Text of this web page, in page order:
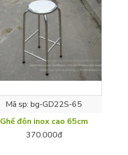
Mã sp: bg-GD22S-65
Ghế đôn inox cao 65cm
370.000đ